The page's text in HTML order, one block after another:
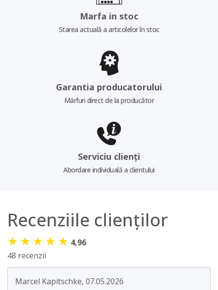
Marfa in stoc
Starea actuală a articolelor în stoc
Garantia producatorului
Mărfuri direct de la producător
Serviciu clienți
Abordare individuală a clientului
Recenziile clienților
★ ★ ★ ★ ★ 4,96
48 recenzii
Marcel Kapitschke, 07.05.2026